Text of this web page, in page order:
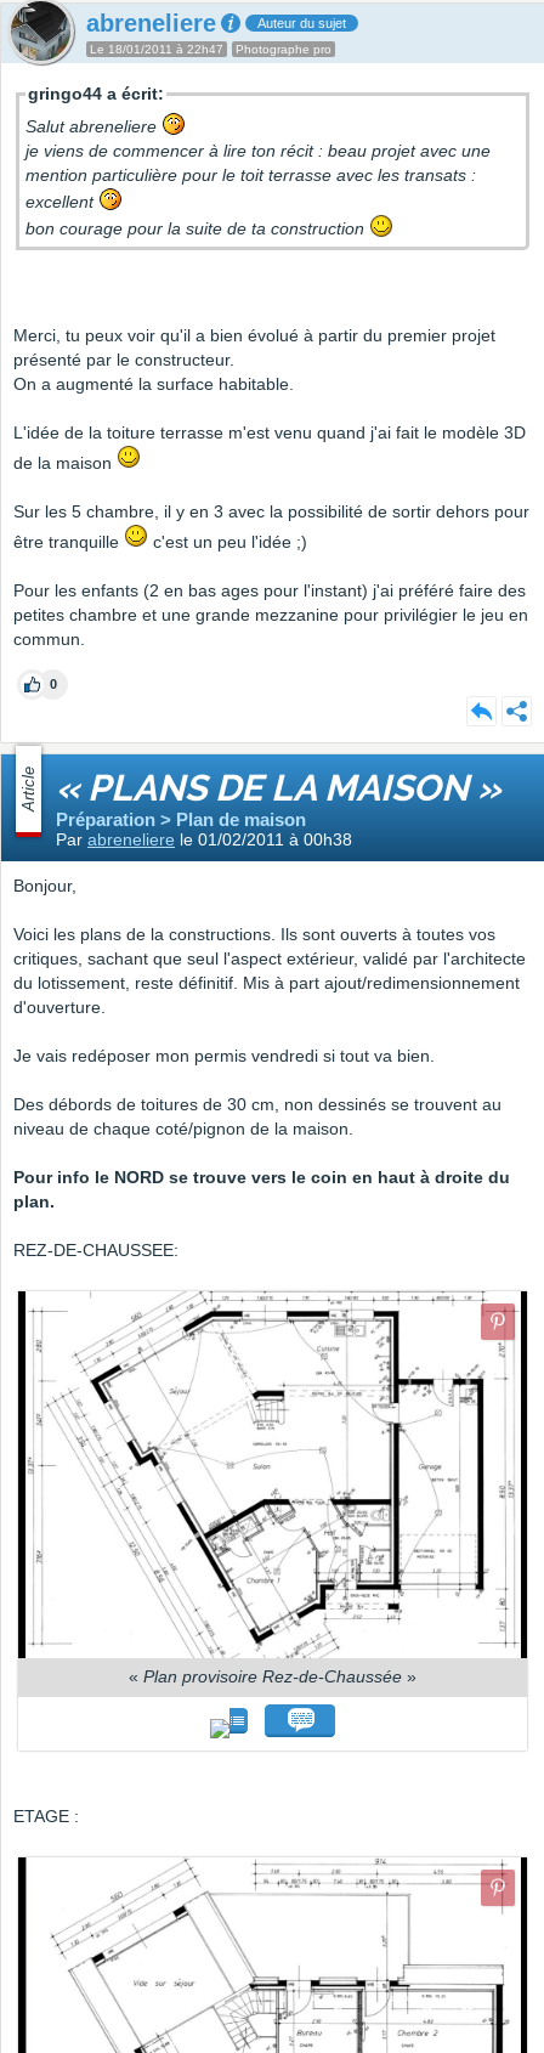
abreneliere Auteur du sujet
Le 18/01/2011 à 22h47 Photographe pro
gringo44 a écrit:
Salut abreneliere
je viens de commencer à lire ton récit : beau projet avec une
mention particulière pour le toit terrasse avec les transats :
excellent
bon courage pour la suite de ta construction
Merci, tu peux voir qu'il a bien évolué à partir du premier projet
présenté par le constructeur.
On a augmenté la surface habitable.
L'idée de la toiture terrasse m'est venu quand j'ai fait le modèle 3D
de la maison
Sur les 5 chambre, il y en 3 avec la possibilité de sortir dehors pour
être tranquille
c'est un peu l'idée ;)
Pour les enfants (2 en bas ages pour l'instant) j'ai préféré faire des
petites chambre et une grande mezzanine pour privilégier le jeu en
commun.
0
Article « PLANS DE LA MAISON »
Préparation > Plan de maison
Par abreneliere le 01/02/2011 à 00h38
Bonjour,
Voici les plans de la constructions. Ils sont ouverts à toutes vos
critiques, sachant que seul l'aspect extérieur, validé par l'architecte
du lotissement, reste définitif. Mis à part ajout/redimensionnement
d'ouverture.
Je vais redéposer mon permis vendredi si tout va bien.
Des débords de toitures de 30 cm, non dessinés se trouvent au
niveau de chaque coté/pignon de la maison.
Pour info le NORD se trouve vers le coin en haut à droite du
plan.
REZ-DE-CHAUSSEE:
« Plan provisoire Rez-de-Chaussée »
ETAGE :